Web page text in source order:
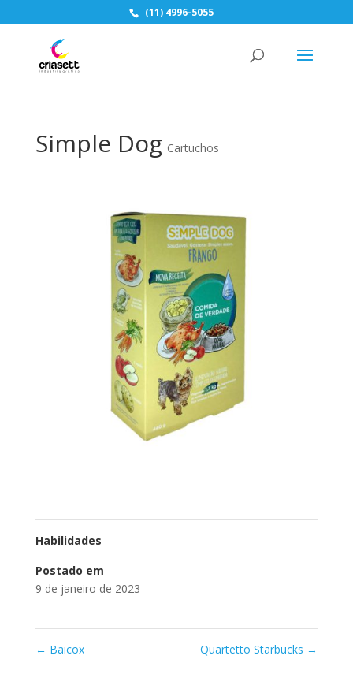
(11) 4996-5055
Simple Dog Cartuchos
Habilidades
Postado em
9 de janeiro de 2023
← Baicox Quartetto Starbucks →